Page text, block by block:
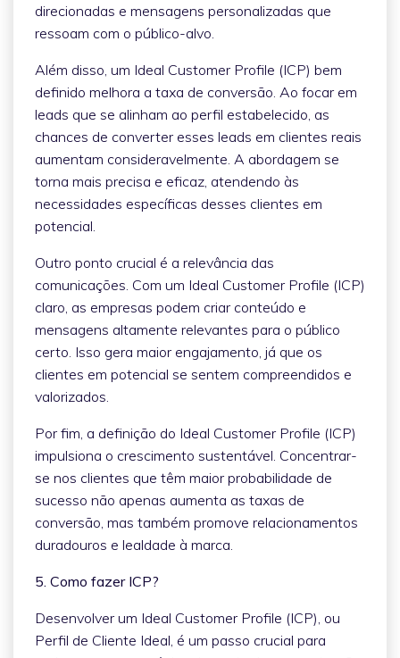
direcionadas e mensagens personalizadas que
ressoam com o público-alvo.
Além disso, um Ideal Customer Profile (ICP) bem
definido melhora a taxa de conversão. Ao focar em
leads que se alinham ao perfil estabelecido, as
chances de converter esses leads em clientes reais
aumentam consideravelmente. A abordagem se
torna mais precisa e eficaz, atendendo às
necessidades específicas desses clientes em
potencial.
Outro ponto crucial é a relevância das
comunicações. Com um Ideal Customer Profile (ICP)
claro, as empresas podem criar conteúdo e
mensagens altamente relevantes para o público
certo. Isso gera maior engajamento, já que os
clientes em potencial se sentem compreendidos e
valorizados.
Por fim, a definição do Ideal Customer Profile (ICP)
impulsiona o crescimento sustentável. Concentrar-
se nos clientes que têm maior probabilidade de
sucesso não apenas aumenta as taxas de
conversão, mas também promove relacionamentos
duradouros e lealdade à marca.
5. Como fazer ICP?
Desenvolver um Ideal Customer Profile (ICP), ou
Perfil de Cliente Ideal, é um passo crucial para